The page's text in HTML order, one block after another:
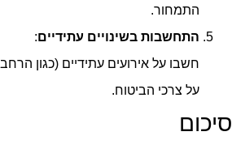
התמחור.
התחשבות בשינויים עתידיים:
חשבו על אירועים עתידיים (כגון
על צרכי הביטוח.
סיכום